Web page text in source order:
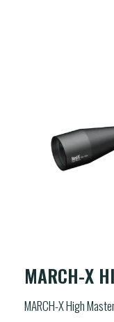
MARCH-X
MARCH-X High